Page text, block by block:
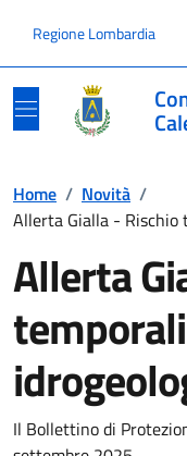
Regione Lombardia
Home / Novità /
Allerta Gialla - Rischio
Allerta
Il Bollettino di